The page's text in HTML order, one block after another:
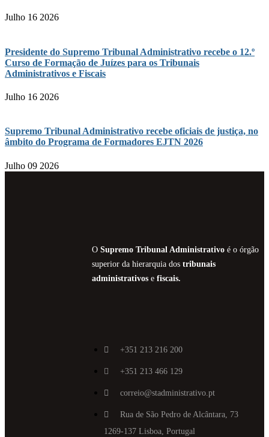
Julho 16 2026
Presidente do Supremo Tribunal Administrativo recebe o 12.º
Curso de Formação de Juízes para os Tribunais
Administrativos e Fiscais
Julho 16 2026
Supremo Tribunal Administrativo recebe oficiais de justiça, no
âmbito do Programa de Formadores EJTN 2026
Julho 09 2026
O Supremo Tribunal Administrativoé o órgão
superior da hierarquia dos tribunais
administrativose fiscais.
+351 213 216 200
+351 213 466 129
correio@stadministrativo.pt
Rua de São Pedro de Alcântara, 73
1269-137 Lisboa, Portugal